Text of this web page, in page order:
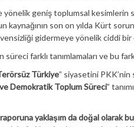
geniş toplumsal kesimlerin
kaynağının son on yılda Kürt
gidermeye yönelik ciddi
süreci farklı tanımlamaları ve bu
Türkiye” siyasetini PKK’nin
Demokratik Toplum Süreci”
yaklaşım da doğal olarak